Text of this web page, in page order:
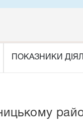
ПОКАЗНИКИ